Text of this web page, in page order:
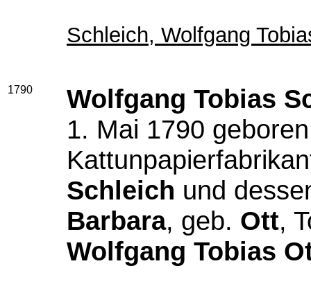
Schleich, Wolfgang
1790
Wolfgang Tobias
1. Mai 1790
Schleich und
Barbara, geb. Ott,
Wolfgang Tobias